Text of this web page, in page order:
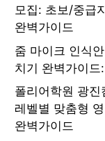
모집: 초보/중급
완벽가이드
줌 마이크 인식
치기 완벽가이
폴리어학원 광진
레벨별 맞춤형
완벽가이드